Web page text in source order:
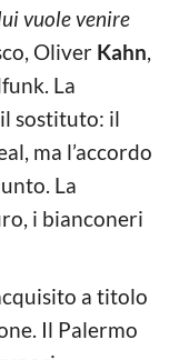
vuole venire
Oliver Kahn,
La
sostituto: il
ma l’accordo
La
i bianconeri
a titolo
Il Palermo